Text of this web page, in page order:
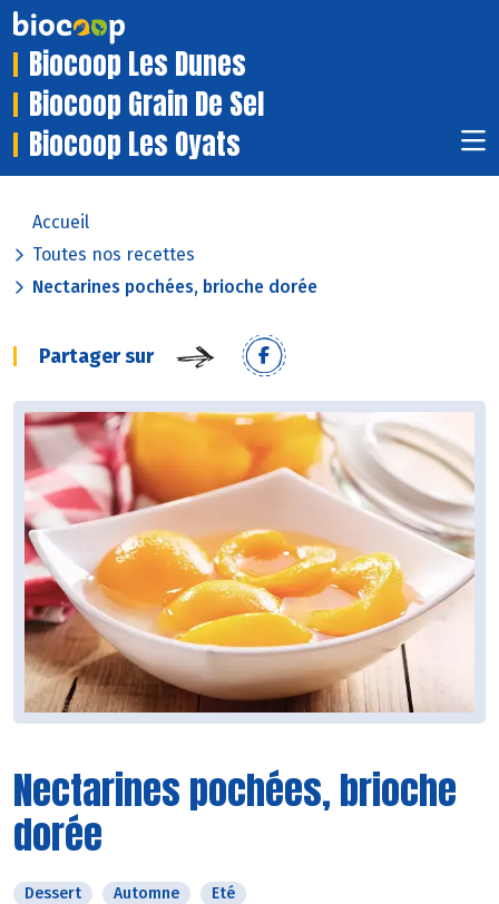
Biocoop Les Dunes
Biocoop Grain De Sel
Biocoop Les Oyats
Accueil
Toutes nos recettes
Nectarines pochées, brioche dorée
Partager sur
Nectarines pochées, brioche
dorée
Dessert Automne Eté